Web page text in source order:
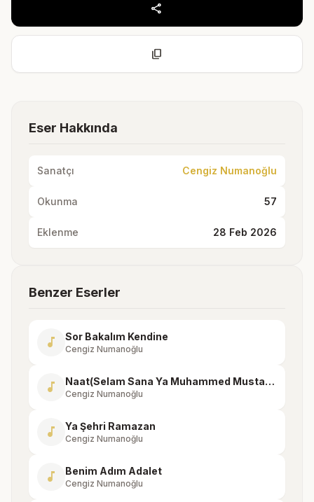
share
content_copy
Eser Hakkında
Sanatçı Cengiz Numanoğlu
Okunma 57
Eklenme 28 Feb 2026
Benzer Eserler
music_note Sor Bakalım Kendine
Cengiz Numanoğlu
music_note Naat(Selam Sana Ya Muhammed Mustafa)
Cengiz Numanoğlu
music_note Ya Şehri Ramazan
Cengiz Numanoğlu
music_note Benim Adım Adalet
Cengiz Numanoğlu